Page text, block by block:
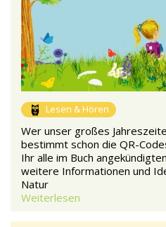
Lesen & Hören
Wer unser großes
bestimmt schon die QR-
Ihr alle im Buch
weitere Informationen und
Natur
Weiterlesen